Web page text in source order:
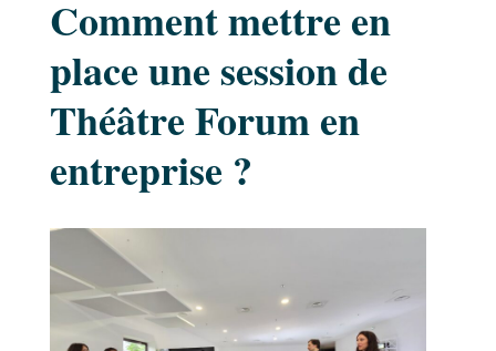
Comment mettre en
place une session de
Théâtre Forum en
entreprise ?